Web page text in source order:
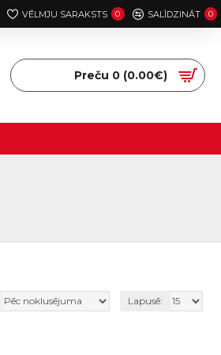
VĒLMJU SARAKSTS 0 SALĪDZINĀT 0
Preču 0 (0.00€)
Lapusē: